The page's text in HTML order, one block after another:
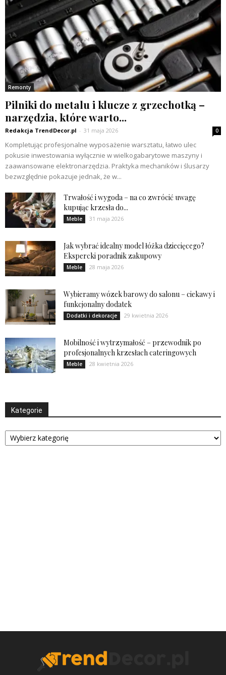
Remonty
Pilniki do metalu i klucze z grzechotką –
narzędzia, które warto...
Redakcja TrendDecor.pl - 31 maja 2026 0
Kompletując profesjonalne wyposażenie warsztatu, łatwo ulec
pokusie inwestowania wyłącznie w wielkogabarytowe maszyny i
zaawansowane elektronarzędzia. Praktyka mechaników i ślusarzy
bezwzględnie pokazuje jednak, że w...
Trwałość i wygoda – na co zwrócić uwagę
kupując krzesła do...
Meble 31 maja 2026
Jak wybrać idealny model łóżka dziecięcego?
Ekspercki poradnik zakupowy
Meble 28 maja 2026
Wybieramy wózek barowy do salonu – ciekawy i
funkcjonalny dodatek
Dodatki i dekoracje 29 kwietnia 2026
Mobilność i wytrzymałość – przewodnik po
profesjonalnych krzesłach cateringowych
Meble 28 kwietnia 2026
Kategorie
Kategorie